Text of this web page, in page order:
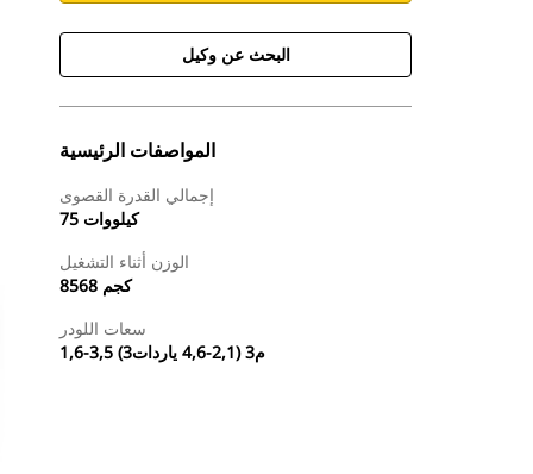
البحث عن وكيل
المواصفات الرئيسية
إجمالي القدرة القصوى
75 كيلووات
الوزن أثناء التشغيل
8568 كجم
سعات اللودر
1,6-3,5 م3 (2,1-4,6 ياردات3)